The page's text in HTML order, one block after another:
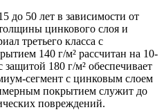
до 50 лет в зависимости от
цинкового слоя и
третьего класса с
140 г/м² рассчитан на 10-
180 г/м² обеспечивает
сегмент с цинковым слоем
покрытием служит до
повреждений.